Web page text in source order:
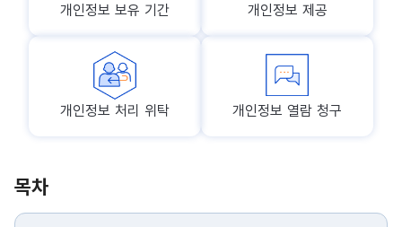
개인정보 보유 기간 개인정보 제공
개인정보 처리 위탁 개인정보 열람 청구
목차